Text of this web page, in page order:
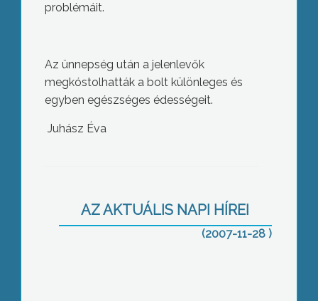
problémáit.
Az ünnepség után a jelenlevők
megkóstolhatták a bolt különleges és
egyben egészséges édességeit.
Juhász Éva
AZ AKTUÁLIS NAPI HÍREI
(2007-11-28 )
területén